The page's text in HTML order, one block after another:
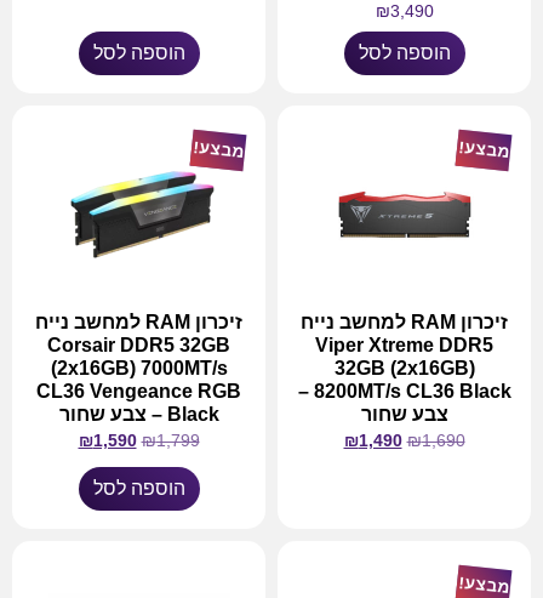
₪3,490
הוספה לסל הוספה לסל
מבצע!
זיכרון RAM למחשב נייח
Viper Xtreme DDR5
32GB (2x16GB)
8200MT/s CL36 Black –
צבע שחור
₪1,690
₪1,490
מבצע!
זיכרון RAM למחשב נייח
Corsair DDR5 32GB
(2x16GB) 7000MT/s
CL36 Vengeance RGB
Black – צבע שחור
₪1,799
₪1,590
הוספה לסל
מבצע!